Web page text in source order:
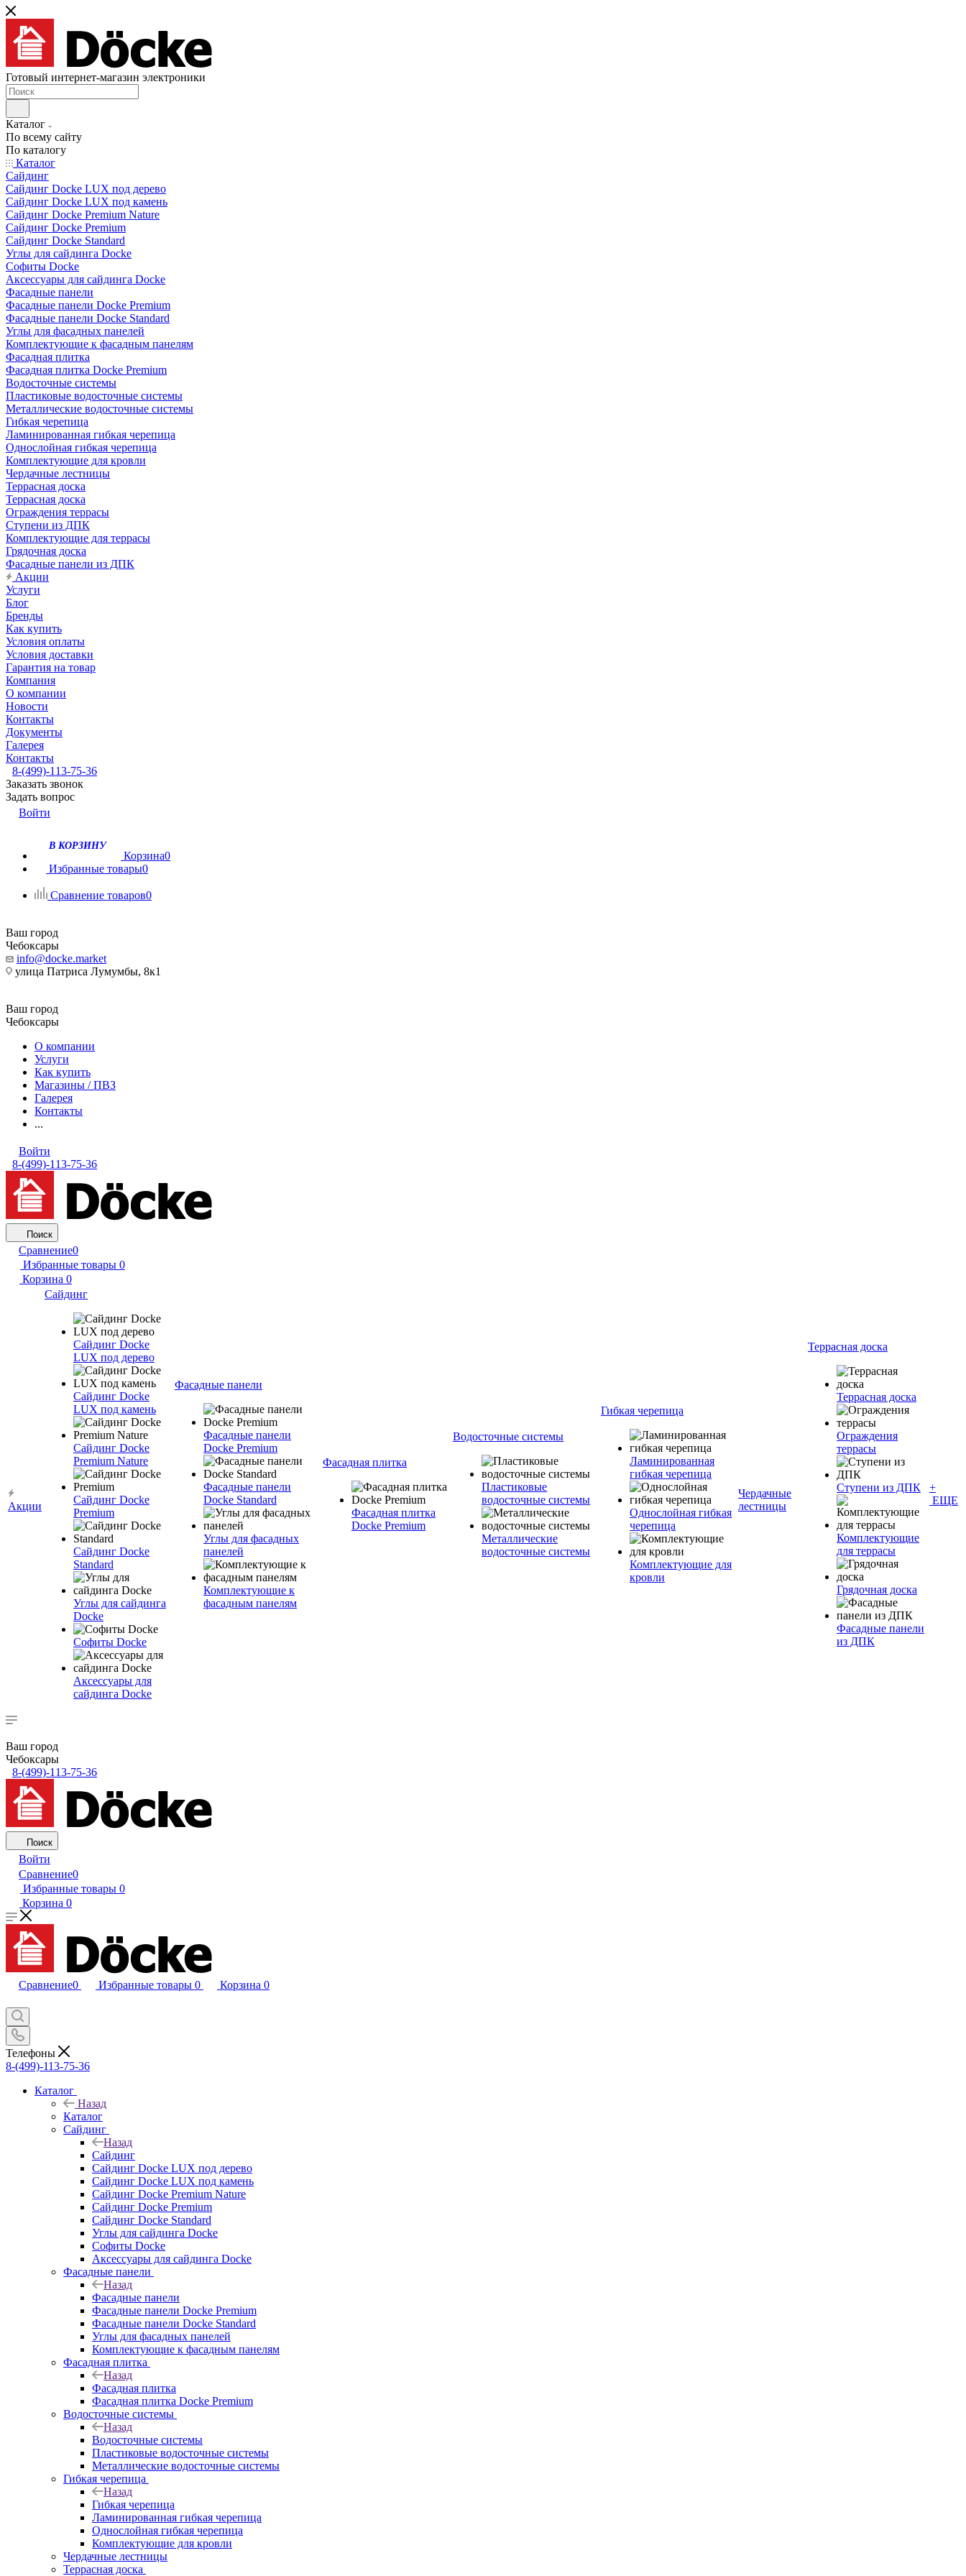
Готовый интернет-магазин электроники
Каталог
По всему сайту
По каталогу
Каталог
Сайдинг
Сайдинг Docke LUX под дерево
Сайдинг Docke LUX под камень
Сайдинг Docke Premium Nature
Сайдинг Docke Premium
Сайдинг Docke Standard
Углы для сайдинга Docke
Софиты Docke
Аксессуары для сайдинга Docke
Фасадные панели
Фасадные панели Docke Premium
Фасадные панели Docke Standard
Углы для фасадных панелей
Комплектующие к фасадным панелям
Фасадная плитка
Фасадная плитка Docke Premium
Водосточные системы
Пластиковые водосточные системы
Металлические водосточные системы
Гибкая черепица
Ламинированная гибкая черепица
Однослойная гибкая черепица
Комплектующие для кровли
Чердачные лестницы
Террасная доска
Террасная доска
Ограждения террасы
Ступени из ДПК
Комплектующие для террасы
Грядочная доска
Фасадные панели из ДПК
Акции
Услуги
Блог
Бренды
Как купить
Условия оплаты
Условия доставки
Гарантия на товар
Компания
О компании
Новости
Контакты
Документы
Галерея
Контакты
8-(499)-113-75-36
Заказать звонок
Задать вопрос
Войти
В КОРЗИНУ
Корзина0
Избранные товары0
Сравнение товаров0
Ваш город
Чебоксары
info@docke.market
улица Патриса Лумумбы, 8к1
Ваш город
Чебоксары
О компании
Услуги
Как купить
Магазины / ПВЗ
Галерея
Контакты
...
Войти
8-(499)-113-75-36
Поиск
Сравнение0
Избранные товары 0
Корзина 0
Акции
Сайдинг
Сайдинг Docke
LUX под дерево
Сайдинг Docke
LUX под камень
Сайдинг Docke
Premium Nature
Сайдинг Docke
Premium
Сайдинг Docke
Standard
Углы для сайдинга
Docke
Софиты Docke
Аксессуары для
сайдинга Docke
Фасадные панели
Фасадные панели
Docke Premium
Фасадные панели
Docke Standard
Углы для фасадных
панелей
Комплектующие к
фасадным панелям
Фасадная плитка
Фасадная плитка
Docke Premium
Водосточные системы
Пластиковые
водосточные системы
Металлические
водосточные системы
Гибкая черепица
Ламинированная
гибкая черепица
Однослойная гибкая
черепица
Комплектующие для
кровли
Чердачные
лестницы
Террасная доска
Террасная доска
Ограждения
террасы
Ступени из ДПК
Комплектующие
для террасы
Грядочная доска
Фасадные панели
из ДПК
+
ЕЩЕ
Ваш город
Чебоксары
8-(499)-113-75-36
Поиск
Войти
Сравнение0
Избранные товары 0
Корзина 0
Сравнение0 Избранные товары 0 Корзина 0
Телефоны
8-(499)-113-75-36
Каталог
Назад
Каталог
Сайдинг
Назад
Сайдинг
Сайдинг Docke LUX под дерево
Сайдинг Docke LUX под камень
Сайдинг Docke Premium Nature
Сайдинг Docke Premium
Сайдинг Docke Standard
Углы для сайдинга Docke
Софиты Docke
Аксессуары для сайдинга Docke
Фасадные панели
Назад
Фасадные панели
Фасадные панели Docke Premium
Фасадные панели Docke Standard
Углы для фасадных панелей
Комплектующие к фасадным панелям
Фасадная плитка
Назад
Фасадная плитка
Фасадная плитка Docke Premium
Водосточные системы
Назад
Водосточные системы
Пластиковые водосточные системы
Металлические водосточные системы
Гибкая черепица
Назад
Гибкая черепица
Ламинированная гибкая черепица
Однослойная гибкая черепица
Комплектующие для кровли
Чердачные лестницы
Террасная доска